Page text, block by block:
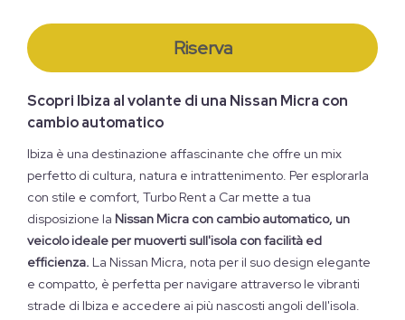
Riserva
Scopri Ibiza al volante di una Nissan Micra con
cambio automatico
Ibiza è una destinazione affascinante che offre un mix
perfetto di cultura, natura e intrattenimento. Per esplorarla
con stile e comfort, Turbo Rent a Car mette a tua
disposizione la Nissan Micra con cambio automatico, un
veicolo ideale per muoverti sull'isola con facilità ed
efficienza. La Nissan Micra, nota per il suo design elegante
e compatto, è perfetta per navigare attraverso le vibranti
strade di Ibiza e accedere ai più nascosti angoli dell'isola.